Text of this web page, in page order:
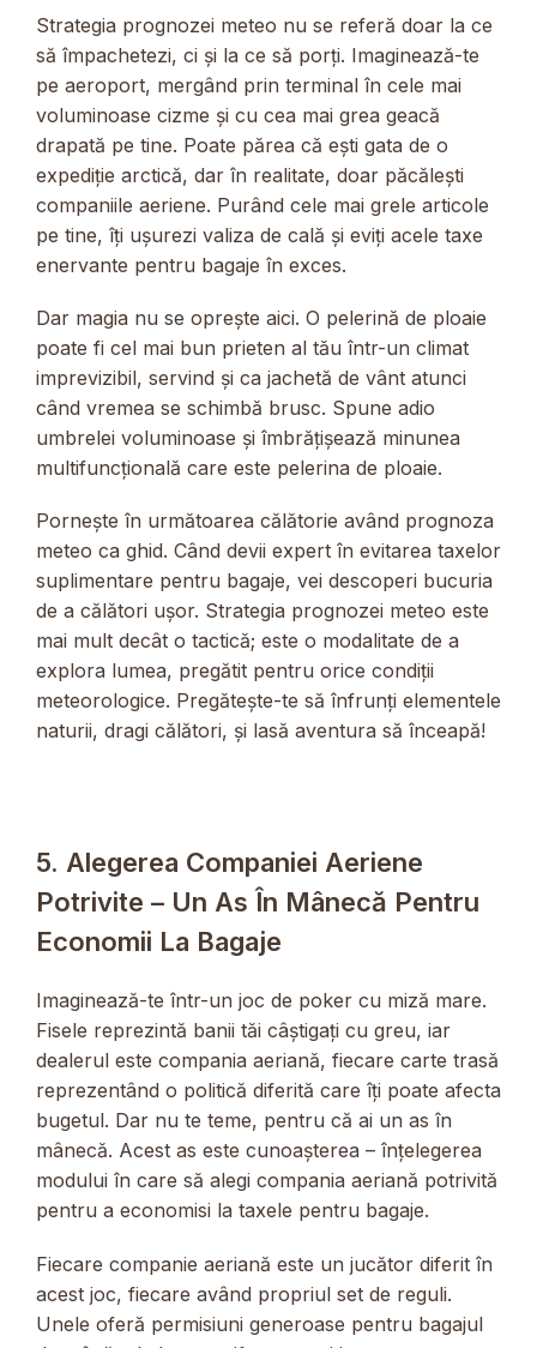
Strategia prognozei meteo nu se referă doar la ce
să împachetezi, ci și la ce să porți. Imaginează-te
pe aeroport, mergând prin terminal în cele mai
voluminoase cizme și cu cea mai grea geacă
drapată pe tine. Poate părea că ești gata de o
expediție arctică, dar în realitate, doar păcălești
companiile aeriene. Purând cele mai grele articole
pe tine, îți ușurezi valiza de cală și eviți acele taxe
enervante pentru bagaje în exces.
Dar magia nu se oprește aici. O pelerină de ploaie
poate fi cel mai bun prieten al tău într-un climat
imprevizibil, servind și ca jachetă de vânt atunci
când vremea se schimbă brusc. Spune adio
umbrelei voluminoase și îmbrățișează minunea
multifuncțională care este pelerina de ploaie.
Pornește în următoarea călătorie având prognoza
meteo ca ghid. Când devii expert în evitarea taxelor
suplimentare pentru bagaje, vei descoperi bucuria
de a călători ușor. Strategia prognozei meteo este
mai mult decât o tactică; este o modalitate de a
explora lumea, pregătit pentru orice condiții
meteorologice. Pregătește-te să înfrunți elementele
naturii, dragi călători, și lasă aventura să înceapă!
5. Alegerea Companiei Aeriene
Potrivite – Un As În Mânecă Pentru
Economii La Bagaje
Imaginează-te într-un joc de poker cu miză mare.
Fisele reprezintă banii tăi câștigați cu greu, iar
dealerul este compania aeriană, fiecare carte trasă
reprezentând o politică diferită care îți poate afecta
bugetul. Dar nu te teme, pentru că ai un as în
mânecă. Acest as este cunoașterea – înțelegerea
modului în care să alegi compania aeriană potrivită
pentru a economisi la taxele pentru bagaje.
Fiecare companie aeriană este un jucător diferit în
acest joc, fiecare având propriul set de reguli.
Unele oferă permisiuni generoase pentru bagajul